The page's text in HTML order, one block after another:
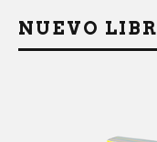
NUEVO